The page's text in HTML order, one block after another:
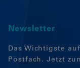
Newsletter
Das Wichtigste
Postfach. Jetzt